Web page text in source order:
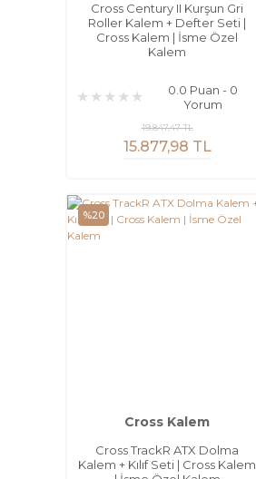
Cross Century II Kurşun Gri
Roller Kalem + Defter Seti |
Cross Kalem | İsme Özel
Kalem
0.0 Puan - 0
Yorum
15.877,98 TL
19.847,47 TL
%20
Cross Kalem
Cross TrackR ATX Dolma
Kalem + Kılıf Seti | Cross Kalem